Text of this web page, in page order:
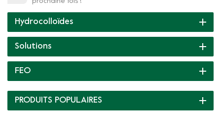
prochaine fois !
Hydrocolloïdes
Solutions
FEO
PRODUITS POPULAIRES